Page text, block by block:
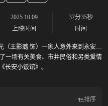
2025.10.09
上映时间
37分35秒
时间
（王影璐 饰）一家人意外来到永安城
一场有关美食、市井民俗和另类爱情
长安小饭馆》。
排序